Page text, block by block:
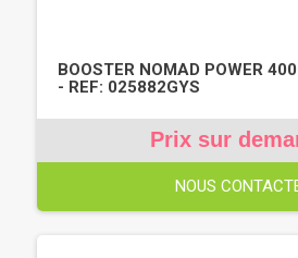
BOOSTER NOMAD POWER
- REF: 025882GYS
Prix sur
NOUS